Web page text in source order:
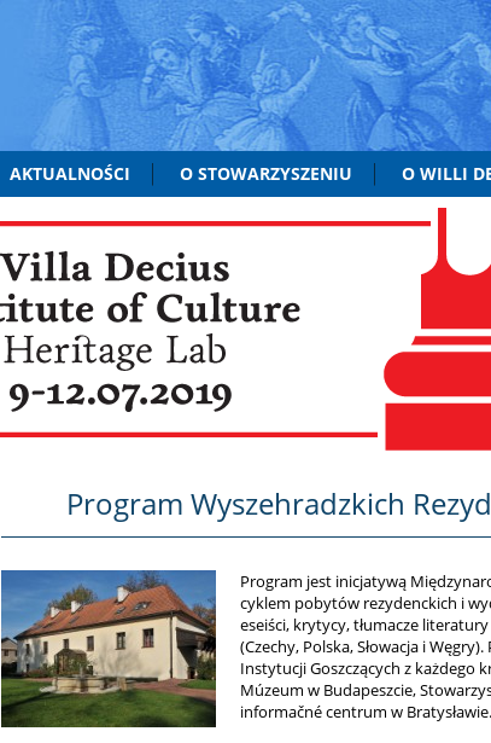
AKTUALNOŚCI O STOWARZYSZENIU O WILLI
Program Wyszehradzkich
Program jest inicjatywą
cyklem pobytów rezydenckich i
eseiści, krytycy, tłumacze
(Czechy, Polska, Słowacja i
Instytucji Goszczących z każdego
Múzeum w Budapeszcie,
informačné centrum w Bratysławie.